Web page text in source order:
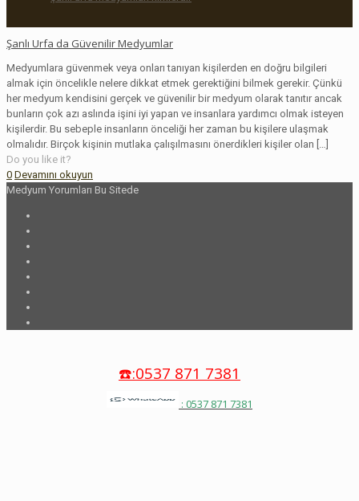
Şanlı Urfa da Güvenilir Medyumlar
Medyumlara güvenmek veya onları tanıyan kişilerden en doğru bilgileri
almak için öncelikle nelere dikkat etmek gerektiğini bilmek gerekir. Çünkü
her medyum kendisini gerçek ve güvenilir bir medyum olarak tanıtır ancak
bunların çok azı aslında işini iyi yapan ve insanlara yardımcı olmak isteyen
kişilerdir. Bu sebeple insanların önceliği her zaman bu kişilere ulaşmak
olmalıdır. Birçok kişinin mutlaka çalışılmasını önerdikleri kişiler olan
Do you like it?
0 Devamını okuyun
Medyum Yorumları Bu Sitede
☎️:0537 871 7381
: 0537 871 7381